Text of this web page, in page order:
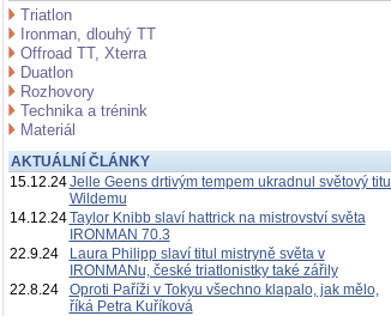
Triatlon
Ironman, dlouhý TT
Offroad TT, Xterra
Duatlon
Rozhovory
Technika a trénink
Materiál
AKTUÁLNÍ ČLÁNKY
15.12.24Jelle Geens drtivým tempem ukradnul světový titul
Wildemu
14.12.24Taylor Knibb slaví hattrick na mistrovství světa
IRONMAN 70.3
22.9.24
Laura Philipp slaví titul mistryně světa v
IRONMANu, české triatlonistky také zářily
22.8.24
Oproti Paříži v Tokyu všechno klapalo, jak mělo,
říká Petra Kuříková